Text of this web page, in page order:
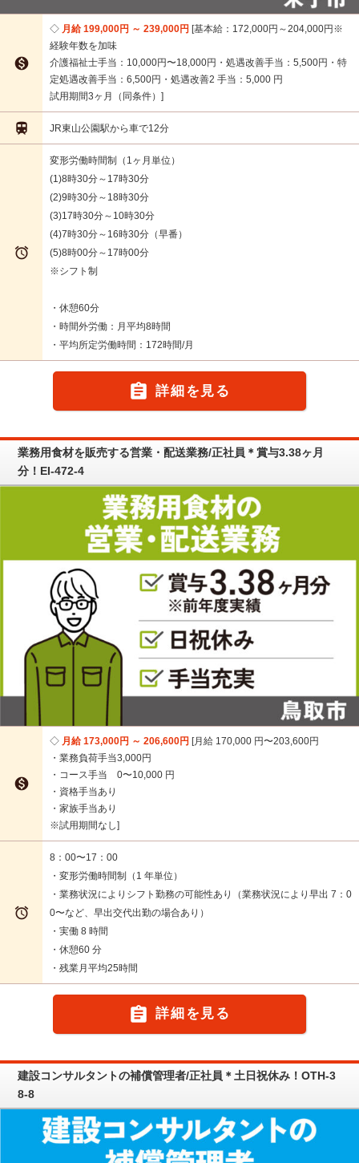

月給 199,000円 ～ 239,000円 基本給：172,000円～204,000円※
経験年数を加味
介護福祉士手当：10,000円〜18,000円・処遇改善手当：5,500円・特
定処遇改善手当：6,500円・処遇改善2 手当：5,000 円
試用期間3ヶ月（同条件）
 JR東山公園駅から車で12分

変形労働時間制（1ヶ月単位）
(1)8時30分～17時30分
(2)9時30分～18時30分
(3)17時30分～10時30分
(4)7時30分～16時30分（早番）
(5)8時00分～17時00分
※シフト制
・休憩60分
・時間外労働：月平均8時間
・平均所定労働時間：172時間/月
 詳細を見る
業務用食材を販売する営業・配送業務/正社員＊賞与3.38ヶ月
分！EI-472-4

月給 173,000円 ～ 206,600円 月給 170,000 円〜203,600円
・業務負荷手当3,000円
・コース手当 0〜10,000 円
・資格手当あり
・家族手当あり
※試用期間なし

8：00〜17：00
・変形労働時間制（1 年単位）
・業務状況によりシフト勤務の可能性あり（業務状況により早出 7：0
0〜など、早出交代出勤の場合あり）
・実働 8 時間
・休憩60 分
・残業月平均25時間
 詳細を見る
建設コンサルタントの補償管理者/正社員＊土日祝休み！OTH-3
8-8